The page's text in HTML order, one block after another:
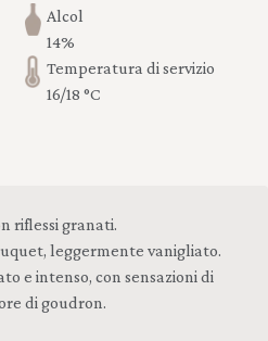
Alcol
14%
Temperatura di servizio
16/18 °C
riflessi granati.
leggermente vanigliato.
e intenso, con sensazioni di
di goudron.